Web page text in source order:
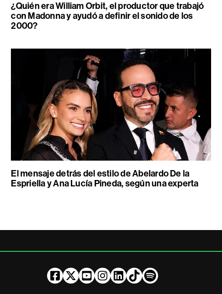
¿Quién era William Orbit, el productor que trabajó
con Madonna y ayudó a definir el sonido de los
2000?
El mensaje detrás del estilo de Abelardo De la
Espriella y Ana Lucía Pineda, según una experta